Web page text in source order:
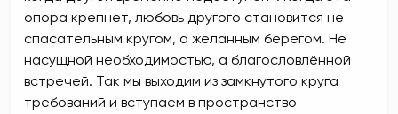
опора крепнет, любовь другого становится не
спасательным кругом, а желанным берегом. Не
насущной необходимостью, а благословлённой
встречей. Так мы выходим из замкнутого круга
требований и вступаем в пространство